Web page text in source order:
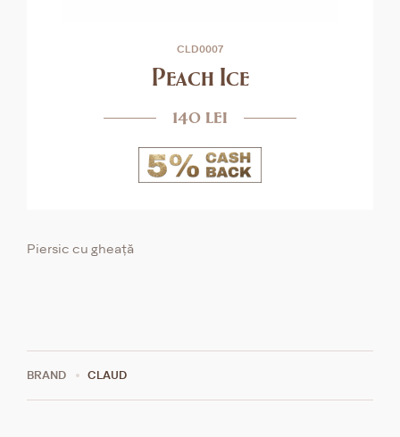
CLD0007
Peach Ice
140 lei
Piersic cu gheață
BRAND CLAUD